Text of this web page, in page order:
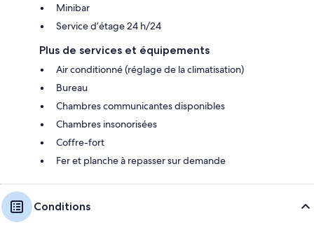
Minibar
Service d’étage 24 h/24
Plus de services et équipements
Air conditionné (réglage de la climatisation)
Bureau
Chambres communicantes disponibles
Chambres insonorisées
Coffre-fort
Fer et planche à repasser sur demande
Conditions